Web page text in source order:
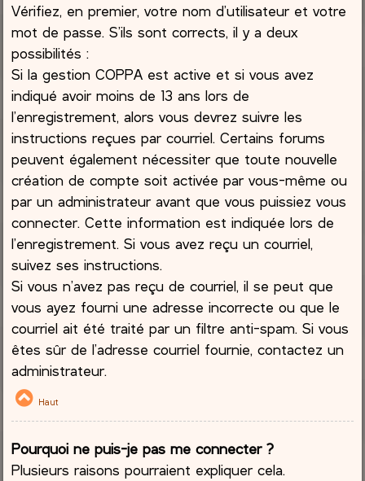
Vérifiez, en premier, votre nom d’utilisateur et votre
mot de passe. S’ils sont corrects, il y a deux
possibilités :
Si la gestion COPPA est active et si vous avez
indiqué avoir moins de 13 ans lors de
l’enregistrement, alors vous devrez suivre les
instructions reçues par courriel. Certains forums
peuvent également nécessiter que toute nouvelle
création de compte soit activée par vous-même ou
par un administrateur avant que vous puissiez vous
connecter. Cette information est indiquée lors de
l’enregistrement. Si vous avez reçu un courriel,
suivez ses instructions.
Si vous n’avez pas reçu de courriel, il se peut que
vous ayez fourni une adresse incorrecte ou que le
courriel ait été traité par un filtre anti-spam. Si vous
êtes sûr de l’adresse courriel fournie, contactez un
administrateur.
Haut
Pourquoi ne puis-je pas me connecter ?
Plusieurs raisons pourraient expliquer cela.